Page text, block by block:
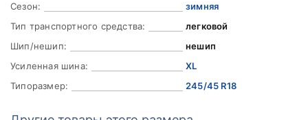
Сезон:
зимняя
Тип транспортного средства:
легковой
Шип/нешип:
нешип
Усиленная шина:
XL
Типоразмер:
245/45 R18